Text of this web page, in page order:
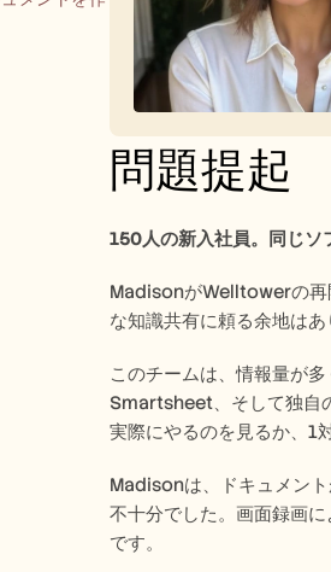
問題提起
150人の新入社員。同じソ
MadisonがWelltowerの再
な知識共有に頼る余地はあ
このチームは、情報量が
Smartsheet、そして独自
実際にやるのを見るか、1
Madisonは、ドキュメン
不十分でした。画面録画
です。